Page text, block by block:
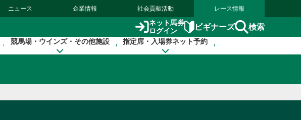
ニュース 企業情報 社会貢献活動 レース情報
ネット馬券
ログイン
ビギナーズ 検索
競馬場・ウインズ・その他施設 指定席・入場券ネット予約